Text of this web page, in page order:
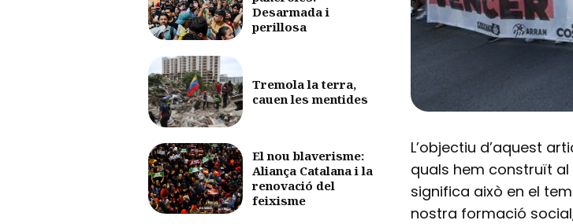
Desarmada i
perillosa
Tremola la terra,
cauen les mentides
El nou blaverisme:
Aliança Catalana i la
renovació del
feixisme
L’objectiu d’aquest
quals hem construït
significa això en el
nostra formació